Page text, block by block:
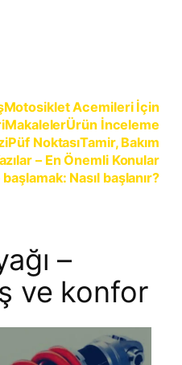
Motosiklet Acemileri İçin
MakalelerÜrün İnceleme
Püf NoktasıTamir, Bakım
– En Önemli Konular
Nasıl başlanır?
–
ve konfor